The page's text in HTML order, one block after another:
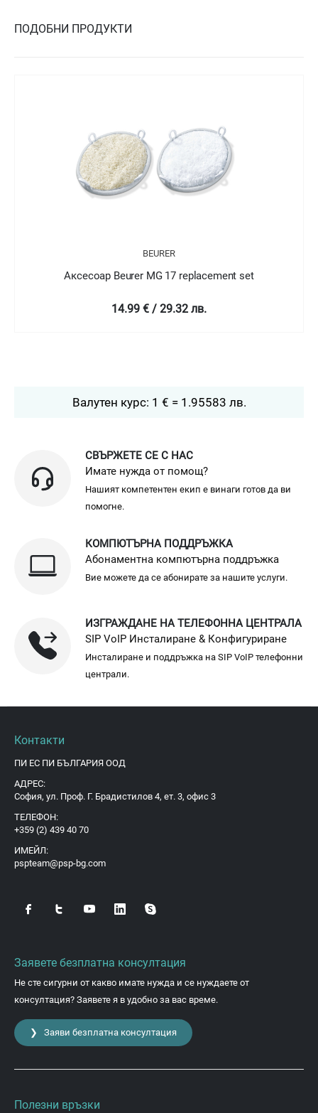
ПОДОБНИ ПРОДУКТИ
replacement set
Аксесоар Beurer HL 40 Spare
Валутен курс: 1 € = 1.95583 лв.
СВЪРЖЕТЕ СЕ С НАС
Имате нужда от помощ?
Нашият компетентен екип е винаги готов да ви
помогне.
КОМПЮТЪРНА ПОДДРЪЖКА
Абонаментна компютърна поддръжка
Вие можете да се абонирате за нашите услуги.
ИЗГРАЖДАНЕ НА ТЕЛЕФОННА ЦЕНТРАЛА
SIP VoIP Инсталиране & Конфигуриране
Инсталиране и поддръжка на SIP VoIP телефонни
централи.
Контакти
ПИ ЕС ПИ БЪЛГАРИЯ ООД
АДРЕС:
София, ул. Проф. Г. Брадистилов 4, ет. 3, офис 3
ТЕЛЕФОН:
+359 (2) 439 40 70
ИМЕЙЛ:
pspteam@psp-bg.com
Заявете безплатна консултация
Не сте сигурни от какво имате нужда и се нуждаете от
консултация? Заявете я в удобно за вас време.
❯ Заяви безплатна консултация
Полезни връзки